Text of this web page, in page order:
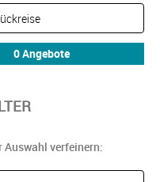
Auswahl verfeinern: